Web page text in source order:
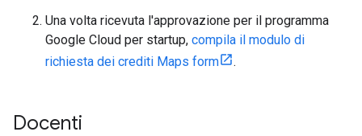
Una volta ricevuta l'approvazione per il programma
Google Cloud per startup, compila il modulo di
richiesta dei crediti Maps form
.
Docenti